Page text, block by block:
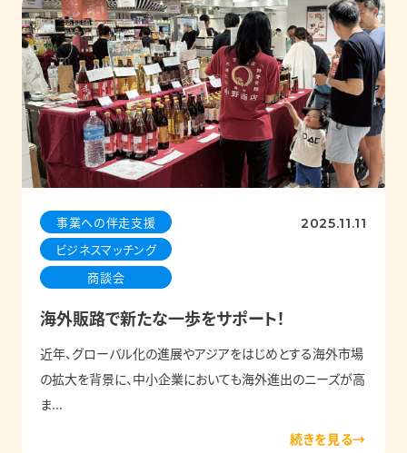
事業への伴走支援
ビジネスマッチング
商談会
2025.11.11
海外販路で新たな一歩をサポート！
近年、グローバル化の進展やアジアをはじめとする海外市場
の拡大を背景に、中小企業においても海外進出のニーズが高
ま...